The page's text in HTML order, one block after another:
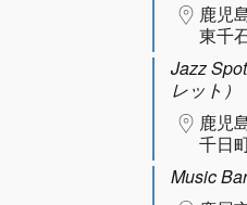
鹿児
東千
Jazz
レット）
鹿児
千日
Music